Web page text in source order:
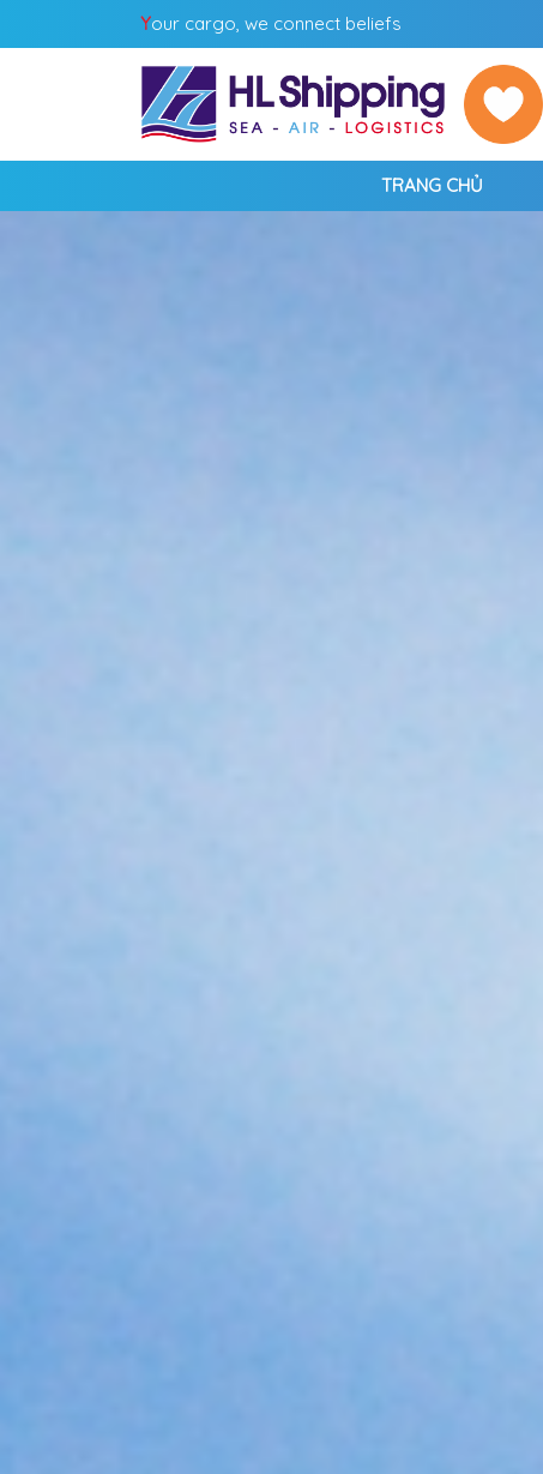
Your cargo, we connect beliefs
TRANG CHỦ